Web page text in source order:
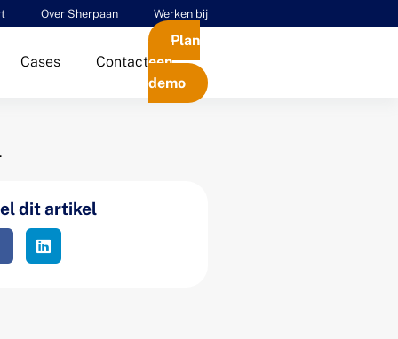
Over Sherpaan Werken bij
Cases Contact
Plan
een
demo
dit artikel